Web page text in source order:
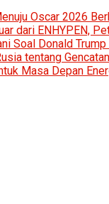
Oscar 2026
dari ENHYPEN,
Soal Donald
tentang
Masa Depan